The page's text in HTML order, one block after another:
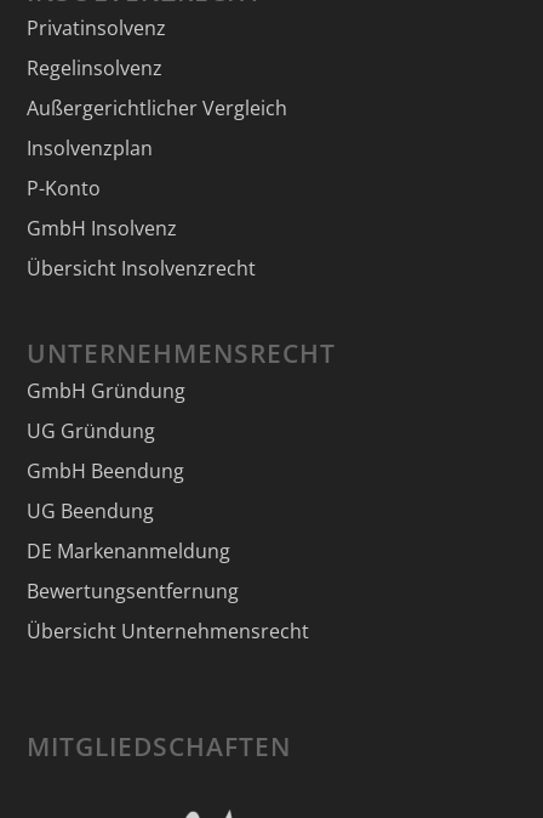
Privatinsolvenz
Regelinsolvenz
Außergerichtlicher Vergleich
Insolvenzplan
P-Konto
GmbH Insolvenz
Übersicht Insolvenzrecht
UNTERNEHMENSRECHT
GmbH Gründung
UG Gründung
GmbH Beendung
UG Beendung
DE Markenanmeldung
Bewertungsentfernung
Übersicht Unternehmensrecht
MITGLIEDSCHAFTEN